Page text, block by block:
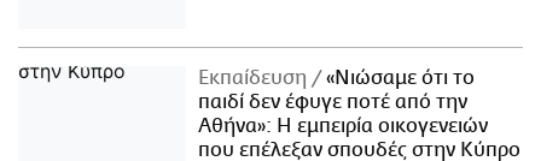
Εκπαίδευση
«Νιώσαμε ότι το
παιδί δεν έφυγε ποτέ από την
Αθήνα»: Η εμπειρία οικογενειών
που επέλεξαν σπουδές στην Κύπρο